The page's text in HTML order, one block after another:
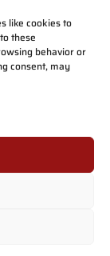
like cookies to
these
behavior or
consent, may